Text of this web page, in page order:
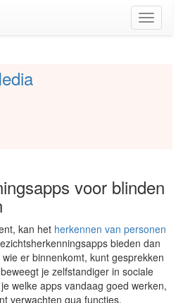
Toggle
voor blinden
kan het herkennen van personen
bieden dan
er binnenkomt, kunt gesprekken
je zelfstandiger in sociale
welke apps vandaag goed werken,
verwachten qua functies,